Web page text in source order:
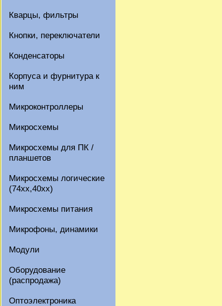
Кварцы, фильтры
Кнопки, переключатели
Конденсаторы
Корпуса и фурнитура к
ним
Микроконтроллеры
Микросхемы
Микросхемы для ПК /
планшетов
Микросхемы логические
(74xx,40xx)
Микросхемы питания
Микрофоны, динамики
Модули
Оборудование
(распродажа)
Оптоэлектроника